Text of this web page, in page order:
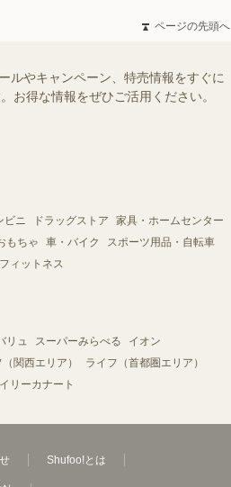
ページの先頭へ
ルやキャンペーン、特売情報をすぐに
お得な情報をぜひご活用ください。
ビニ ドラッグストア
家具・ホームセンター
もちゃ 車・バイク
スポーツ用品・自転車
ィットネス
リュ スーパーみらべる
イオン
関西エリア）
ライフ（首都圏エリア）
リーカナート
Shufoo!とは